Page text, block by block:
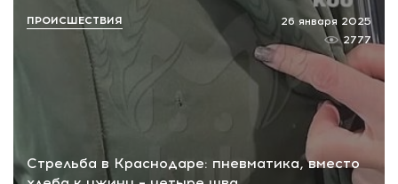
Стрельба в Краснодаре: пневматика, вместо
26 января 2025
2777
ПРОИСШЕСТВИЯ